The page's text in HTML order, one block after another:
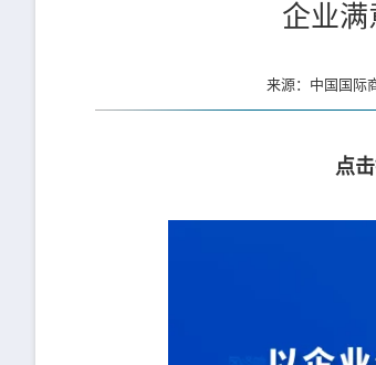
企业
来源：中国国
点